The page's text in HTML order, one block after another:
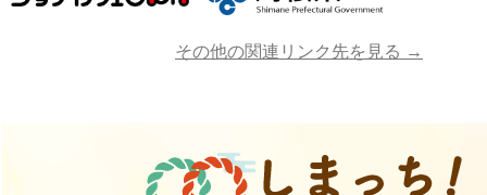
その他の関連リンク先を見る →